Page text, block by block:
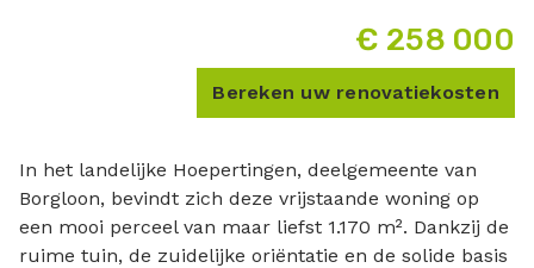
Bereken uw renovatiekosten
€ 258 000
In het landelijke Hoepertingen, deelgemeente van
Borgloon, bevindt zich deze vrijstaande woning op
een mooi perceel van maar liefst 1.170 m². Dankzij de
ruime tuin, de zuidelijke oriëntatie en de solide basis